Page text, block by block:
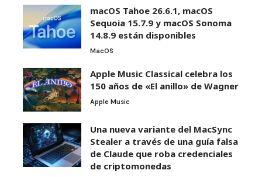
macOS Tahoe 26.6.1, macOS
Sequoia 15.7.9 y macOS Sonoma
14.8.9 están disponibles
MacOS
Apple Music Classical celebra los
150 años de «El anillo» de Wagner
Apple Music
Una nueva variante del MacSync
Stealer a través de una guía falsa
de Claude que roba credenciales
de criptomonedas